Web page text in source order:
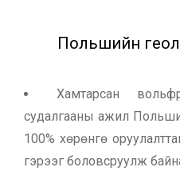
Польшийн
Хамтарсан
судалгааны ажил
100% хөрөнгө
гэрээг боловсруулж